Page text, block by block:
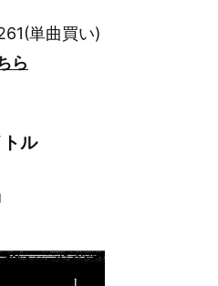
単曲買い)
ら
ル